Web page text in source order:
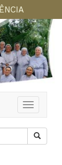
Toggle
navigation